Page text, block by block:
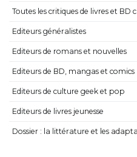
Toutes les critiques de livres et BD
Editeurs généralistes
Editeurs de romans et nouvelles
Editeurs de BD, mangas et comics
Editeurs de culture geek et pop
Editeurs de livres jeunesse
Dossier : la littérature et les